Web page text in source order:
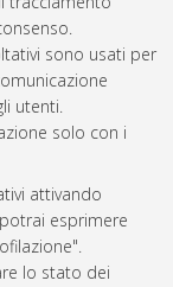
sono usati per
utenti.
solo con i
attivando
esprimere
lo stato dei
magistrale],
marina [LM-
2026 CEST